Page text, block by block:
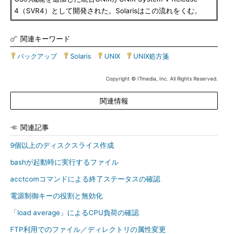
4（SVR4）として開発された。Solarisはこの流れをくむ。
関連キーワード
バックアップ| Solaris UNIX UNIX処方箋
Copyright © ITmedia, Inc. All Rights Reserved.
関連情報
関連記事
9個以上のディスクスライス作成
bashが起動時に実行するファイル
acctcomコマンドによる終了ステータスの確認
電源制御キーの役割と無効化
「load average」によるCPU負荷の確認
FTP利用でのファイル／ディレクトリの属性変更